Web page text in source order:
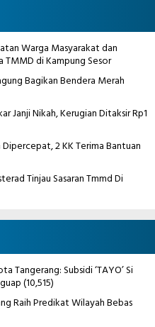
Warga Masyarakat dan
TMMD di Kampung Sesor
Bagikan Bendera Merah
Janji Nikah, Kerugian Ditaksir Rp1
2 KK Terima Bantuan
Tinjau Sasaran Tmmd Di
Tangerang: Subsidi ‘TAYO’ Si
(10,515)
Raih Predikat Wilayah Bebas